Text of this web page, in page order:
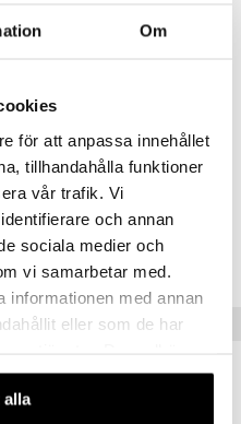
Om
för att anpassa innehållet
tillhandahålla funktioner
vår trafik. Vi
och annan
sociala medier och
vi samarbetar med.
informationen med annan
eller som de har
av vår webbplats.
alla
ja kopauta pois mahdollinen
kevyin taputtelevin liikkein
lopputuloksen.